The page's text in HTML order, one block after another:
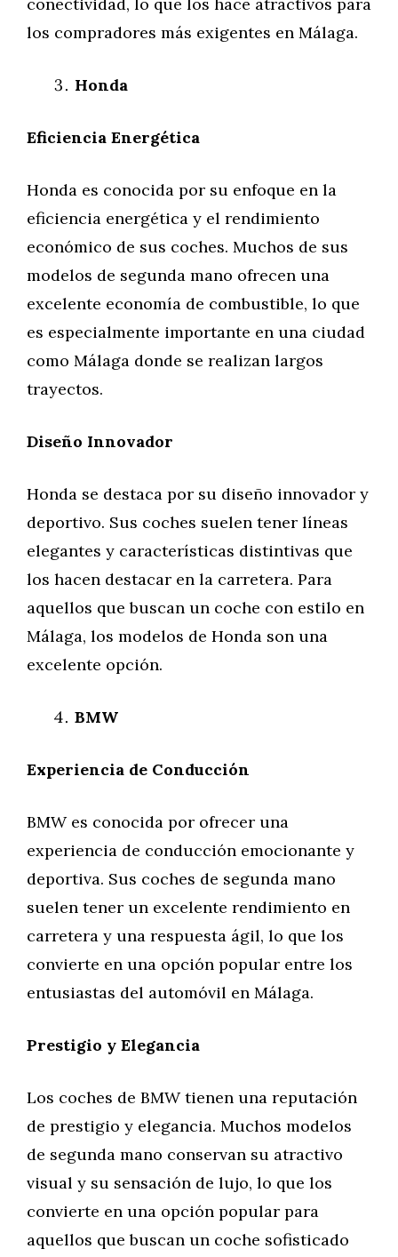
los compradores más exigentes en Málaga.
Honda
Eficiencia Energética
Honda es conocida por su enfoque en la
eficiencia energética y el rendimiento
económico de sus coches. Muchos de sus
modelos de segunda mano ofrecen una
excelente economía de combustible, lo que
es especialmente importante en una ciudad
como Málaga donde se realizan largos
trayectos.
Diseño Innovador
Honda se destaca por su diseño innovador y
deportivo. Sus coches suelen tener líneas
elegantes y características distintivas que
los hacen destacar en la carretera. Para
aquellos que buscan un coche con estilo en
Málaga, los modelos de Honda son una
excelente opción.
BMW
Experiencia de Conducción
BMW es conocida por ofrecer una
experiencia de conducción emocionante y
deportiva. Sus coches de segunda mano
suelen tener un excelente rendimiento en
carretera y una respuesta ágil, lo que los
convierte en una opción popular entre los
entusiastas del automóvil en Málaga.
Prestigio y Elegancia
Los coches de BMW tienen una reputación
de prestigio y elegancia. Muchos modelos
de segunda mano conservan su atractivo
visual y su sensación de lujo, lo que los
convierte en una opción popular para
aquellos que buscan un coche sofisticado